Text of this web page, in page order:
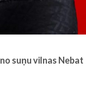
suņu vilnas Nebat